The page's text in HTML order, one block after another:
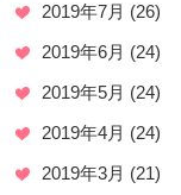
2019年7月 (26)
2019年6月 (24)
2019年5月 (24)
2019年4月 (24)
2019年3月 (21)